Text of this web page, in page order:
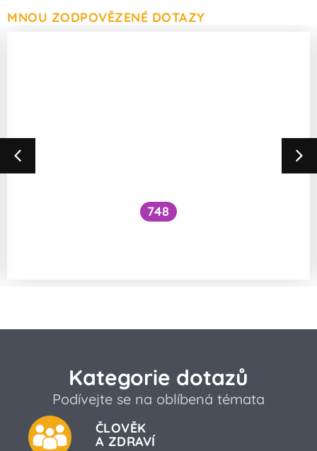
MNOU ZODPOVĚZENÉ DOTAZY
748
Kategorie dotazů
Podívejte se na oblíbená témata
ČLOVĚK
A ZDRAVÍ